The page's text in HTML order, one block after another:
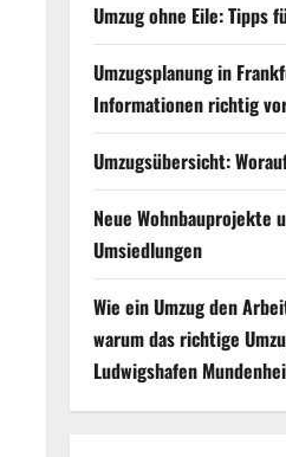
Umzug ohne Eile: Tipps
Umzugsplanung in
Informationen richtig
Umzugsübersicht:
Neue Wohnbauprojekte
Umsiedlungen
Wie ein Umzug den
warum das richtige
Ludwigshafen